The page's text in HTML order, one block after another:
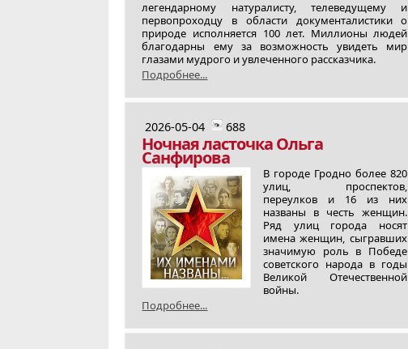
легендарному натуралисту, телеведущему и
первопроходцу в области документалистики о
природе исполняется 100 лет. Миллионы людей
благодарны ему за возможность увидеть мир
глазами мудрого и увлеченного рассказчика.
Подробнее...
2026-05-04 688
Ночная ласточка Ольга
Санфирова
В городе Гродно более 820
улиц, проспектов,
переулков и 16 из них
названы в честь женщин.
Ряд улиц города носят
имена женщин, сыгравших
значимую роль в Победе
советского народа в годы
Великой Отечественной
войны.
Подробнее...